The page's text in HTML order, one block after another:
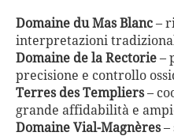
Domaine du Mas Blanc –
interpretazioni
Domaine de la Rectorie –
precisione e controllo
Terres des Templiers–
grande affidabilità e
Domaine Vial-Magnères–